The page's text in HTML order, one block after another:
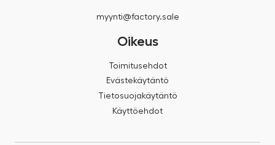
myynti@factory.sale
Oikeus
Toimitusehdot
Evästekäytäntö
Tietosuojakäytäntö
Käyttöehdot